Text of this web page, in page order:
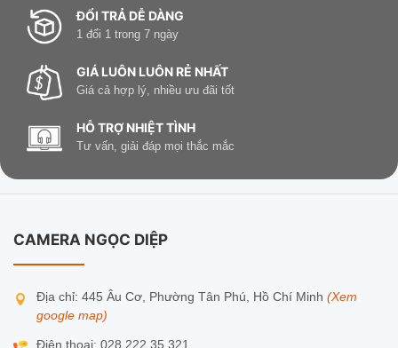
ĐỔI TRẢ DỄ DÀNG
1 đổi 1 trong 7 ngày
GIÁ LUÔN LUÔN RẺ NHẤT
Giá cả hợp lý, nhiều ưu đãi tốt
HỖ TRỢ NHIỆT TÌNH
Tư vấn, giải đáp mọi thắc mắc
CAMERA NGỌC DIỆP
Địa chỉ: 445 Âu Cơ, Phường Tân Phú, Hồ Chí Minh (Xem
google map)
Điện thoại: 028.222.35.321